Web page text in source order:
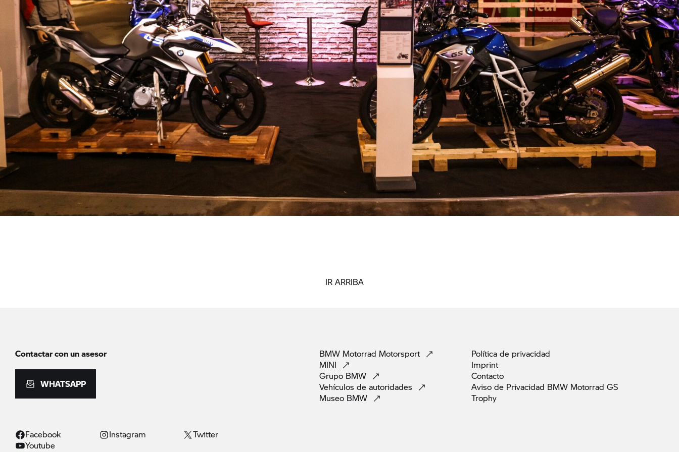
IR ARRIBA
Contactar con un asesor
WHATSAPP
Facebook Instagram
Twitter
Youtube
BMW Motorrad Motorsport
MINI
Grupo BMW
Vehículos de autoridades
Museo BMW
Política de privacidad
Imprint
Contacto
Aviso de Privacidad BMW Motorrad GS
Trophy